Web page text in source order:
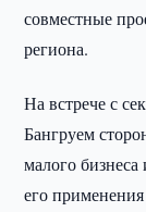
совместные
региона.
На встрече с
Бангруем
малого
его